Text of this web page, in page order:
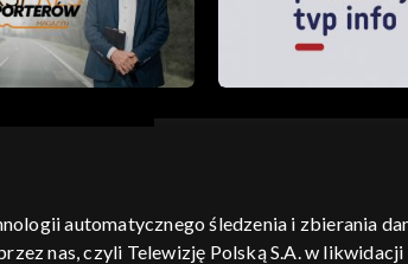
kontakt voucher dostępność
automatycznego śledzenia i zbierania
nas, czyli Telewizję Polską S.A. w likwidacji